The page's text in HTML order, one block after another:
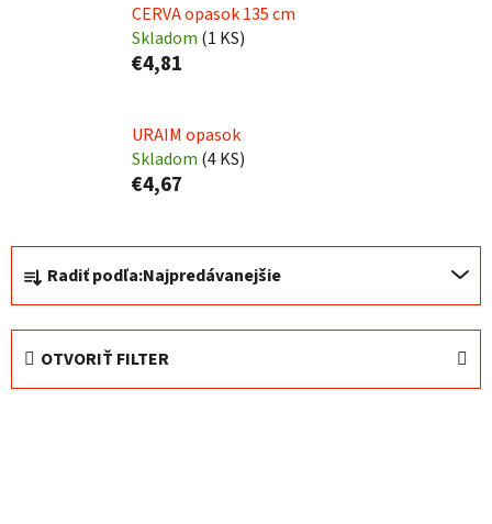
CERVA opasok 135 cm
Skladom (1 KS)
€4,81
URAIM opasok
Skladom (4 KS)
€4,67
R
d
Radiť podľa:Najpredávanejšie
OTVORIŤ FILTER